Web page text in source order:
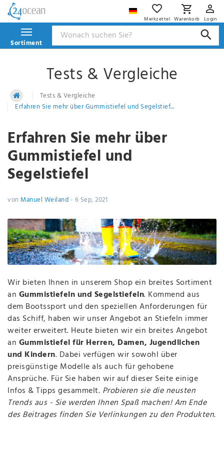
Merkzettel Warenkorb Login
Sortiment
Tests & Vergleiche
Tests & Vergleiche
Erfahren Sie mehr über Gummistiefel und Segelstief...
Erfahren Sie mehr über
Gummistiefel und
Segelstiefel
von Manuel Weiland- 6 Sep, 2021
Wir bieten Ihnen in unserem Shop ein breites Sortiment
an Gummistiefeln und Segelstiefeln. Kommend aus
dem Bootssport und den speziellen Anforderungen für
das Schiff, haben wir unser Angebot an Stiefeln immer
weiter erweitert. Heute bieten wir ein breites Angebot
an Gummistiefel für Herren, Damen, Jugendlichen
und Kindern. Dabei verfügen wir sowohl über
preisgünstige Modelle als auch für gehobene
Ansprüche. Für Sie haben wir auf dieser Seite einige
Infos & Tipps gesammelt. Probieren sie die neusten
Trends aus - Sie werden Ihnen Spaß machen! Am Ende
des Beitrages finden Sie Verlinkungen zu den Produkten.